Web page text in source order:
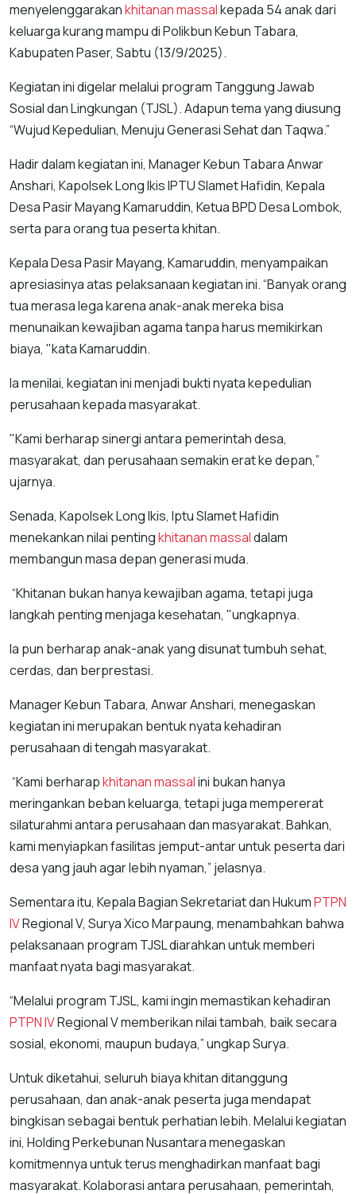
menyelenggarakankhitanan massalkepada 54 anak dari
keluarga kurang mampu di Polikbun Kebun Tabara,
Kabupaten Paser, Sabtu (13/9/2025).
Kegiatan ini digelar melalui program Tanggung Jawab
Sosial dan Lingkungan (TJSL). Adapun tema yang diusung
“Wujud Kepedulian, Menuju Generasi Sehat dan Taqwa.”
Hadir dalam kegiatan ini, Manager Kebun Tabara Anwar
Anshari, Kapolsek Long Ikis IPTU Slamet Hafidin, Kepala
Desa Pasir Mayang Kamaruddin, Ketua BPD Desa Lombok,
serta para orang tua peserta khitan.
Kepala Desa Pasir Mayang, Kamaruddin, menyampaikan
apresiasinya atas pelaksanaan kegiatan ini. “Banyak orang
tua merasa lega karena anak-anak mereka bisa
menunaikan kewajiban agama tanpa harus memikirkan
biaya, "kata Kamaruddin.
Ia menilai, kegiatan ini menjadi bukti nyata kepedulian
perusahaan kepada masyarakat.
"Kami berharap sinergi antara pemerintah desa,
masyarakat, dan perusahaan semakin erat ke depan,”
ujarnya.
Senada, Kapolsek Long Ikis, Iptu Slamet Hafidin
menekankan nilai pentingkhitanan massaldalam
membangun masa depan generasi muda.
“Khitanan bukan hanya kewajiban agama, tetapi juga
langkah penting menjaga kesehatan, "ungkapnya.
Ia pun berharap anak-anak yang disunat tumbuh sehat,
cerdas, dan berprestasi.
Manager Kebun Tabara, Anwar Anshari, menegaskan
kegiatan ini merupakan bentuk nyata kehadiran
perusahaan di tengah masyarakat.
“Kami berharapkhitanan massalini bukan hanya
meringankan beban keluarga, tetapi juga mempererat
silaturahmi antara perusahaan dan masyarakat. Bahkan,
kami menyiapkan fasilitas jemput-antar untuk peserta dari
desa yang jauh agar lebih nyaman,” jelasnya.
Sementara itu, Kepala Bagian Sekretariat dan HukumPTPN
IVRegional V, Surya Xico Marpaung, menambahkan bahwa
pelaksanaan program TJSL diarahkan untuk memberi
manfaat nyata bagi masyarakat.
“Melalui program TJSL, kami ingin memastikan kehadiran
PTPN IVRegional V memberikan nilai tambah, baik secara
sosial, ekonomi, maupun budaya,” ungkap Surya.
Untuk diketahui, seluruh biaya khitan ditanggung
perusahaan, dan anak-anak peserta juga mendapat
bingkisan sebagai bentuk perhatian lebih. Melalui kegiatan
ini, Holding Perkebunan Nusantara menegaskan
komitmennya untuk terus menghadirkan manfaat bagi
masyarakat. Kolaborasi antara perusahaan, pemerintah,